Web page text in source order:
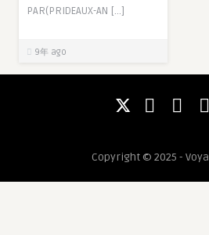
PAR(PRIDEAUX-AN […]
9年 ago
Copyright © 2025 -